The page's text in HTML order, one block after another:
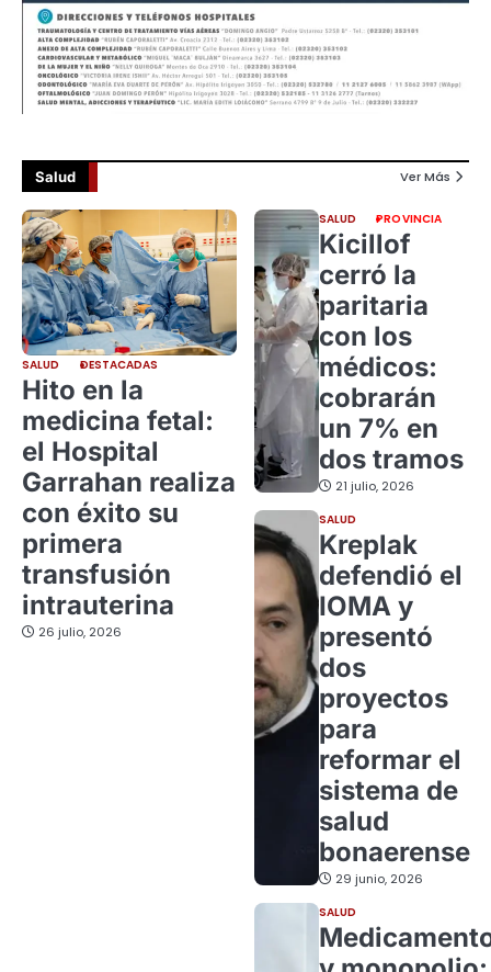
Salud Ver Más
SALUD DESTACADAS
Hito en la
medicina fetal:
el Hospital
Garrahan realiza
con éxito su
primera
transfusión
intrauterina
26 julio, 2026
SALUD PROVINCIA
Kicillof
cerró la
paritaria
con los
médicos:
cobrarán
un 7% en
dos tramos
21 julio, 2026
SALUD
Kreplak
defendió el
IOMA y
presentó
dos
proyectos
para
reformar el
sistema de
salud
bonaerense
29 junio, 2026
SALUD